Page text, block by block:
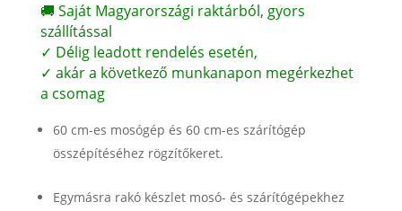
🚚 Saját Magyarországi raktárból, gyors
szállítással
✓ Délig leadott rendelés esetén,
✓ akár a következő munkanapon megérkezhet
a csomag
60 cm-es mosógép és 60 cm-es szárítógép
összépítéséhez rögzítőkeret.
Egymásra rakó készlet mosó- és szárítógépekhez